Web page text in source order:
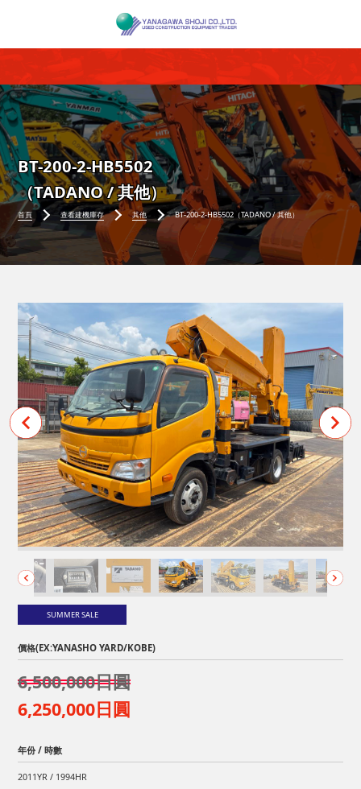
BT-200-2-HB5502
（TADANO / 其他）
首頁 查看建機庫存 其他 BT-200-2-HB5502（TADANO / 其他）
SUMMER SALE
價格(EX:YANASHO YARD/KOBE)
6,500,000日圓
6,250,000日圓
年份 / 時數
2011YR / 1994HR